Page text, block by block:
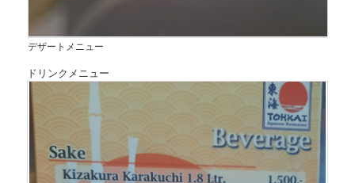
デザートメニュー
ドリンクメニュー